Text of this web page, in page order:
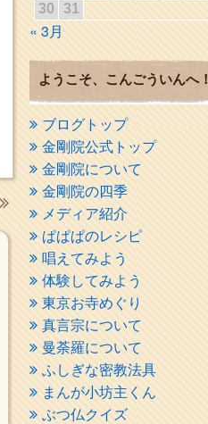
30
31
« 3月
ようこそ、こんごういんへ！
ブログトップ
金剛院公式トップ
金剛院について
金剛院の四季
メディア紹介
ぱぱぱのレシピ
唱えてみよう
体験してみよう
東京お寺めぐり
真言宗について
曼荼羅について
ふしぎな密教法具
まんが小坊主くん
ぶつ仏クイズ